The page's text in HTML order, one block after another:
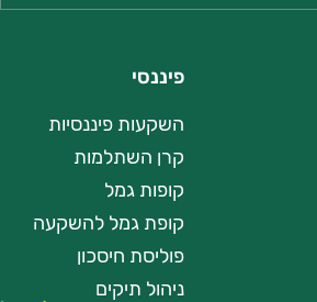
פיננסי
השקעות פיננסיות
קרן השתלמות
קופות גמל
קופת גמל להשקעה
פוליסת חיסכון
ניהול תיקים